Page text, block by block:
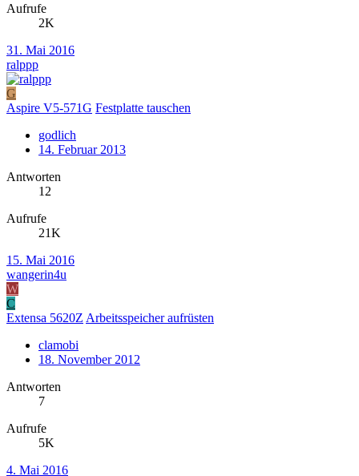
Aufrufe
2K
31. Mai 2016
ralppp
G
Aspire V5-571G Festplatte tauschen
godlich
14. Februar 2013
Antworten
12
Aufrufe
21K
15. Mai 2016
wangerin4u
W
C
Extensa 5620Z Arbeitsspeicher aufrüsten
clamobi
18. November 2012
Antworten
7
Aufrufe
5K
4. Mai 2016